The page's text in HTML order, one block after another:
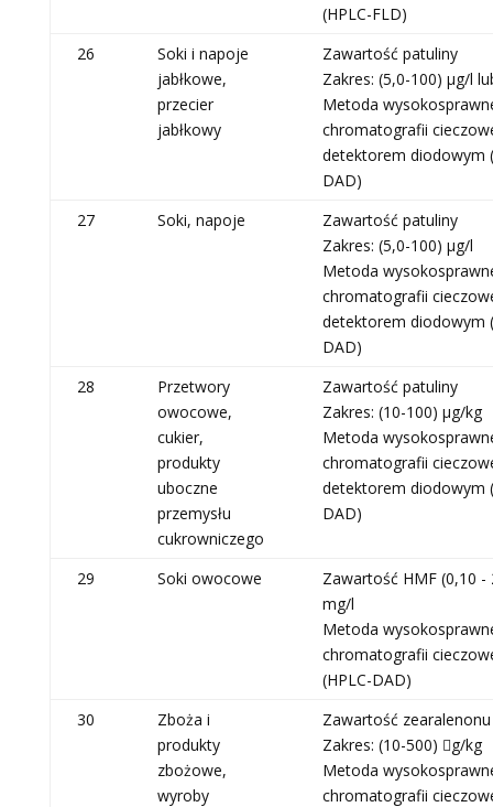
(HPLC-FLD)
26
Soki i napoje
jabłkowe,
przecier
jabłkowy
Zawartość patuliny
Zakres: (5,0-100) μg/l
Metoda
chromatografii
detektorem diodowym
DAD)
27
Soki, napoje
Zawartość patuliny
Zakres: (5,0-100) μg/l
Metoda
chromatografii
detektorem diodowym
DAD)
28
Przetwory
owocowe,
cukier,
produkty
uboczne
przemysłu
cukrowniczego
Zawartość patuliny
Zakres: (10-100) μg/kg
Metoda
chromatografii
detektorem diodowym
DAD)
29 Soki owocowe
Zawartość HMF (0,10 -
mg/l
Metoda
chromatografii
(HPLC-DAD)
30
Zboża i
produkty
zbożowe,
wyroby
Zawartość
Zakres: (10-500) g/kg
Metoda
chromatografii